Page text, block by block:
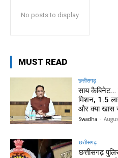
No posts to display
MUST READ
छत्तीसगढ़
साय कैबिनेट…
मिशन, 1.5
और क्या खास
Swadha -
छत्तीसगढ़
छत्तीसगढ़